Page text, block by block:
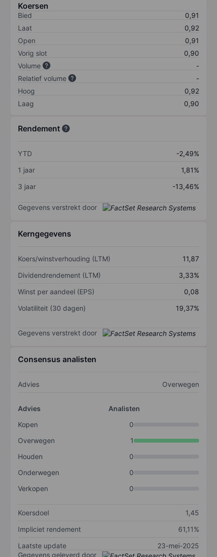
Koersen
Bied
0,91
Laat
0,92
Open
0,91
Vorig slot
0,90
Volume
-
Relatief volume
-
Hoog
0,92
Laag
0,90
Rendement
YTD
-2,49%
1 jaar
1,81%
3 jaar
-13,46%
Gegevens verstrekt door
Kerngegevens
Koers/winstverhouding (LTM)
11,87
Dividendrendement (LTM)
3,33%
Winst per aandeel (EPS)
0,08
Volatiliteit (30 dagen)
19,37%
Gegevens verstrekt door
Consensus analisten
Advies Overwegen
Advies
Analisten
Kopen
0
Overwegen
1
Houden
0
Onderwegen
0
Verkopen
0
Koersdoel
1,45
Impliciet rendement
61,11%
Laatste update
23-mei-2025
Gegevens geleverd door